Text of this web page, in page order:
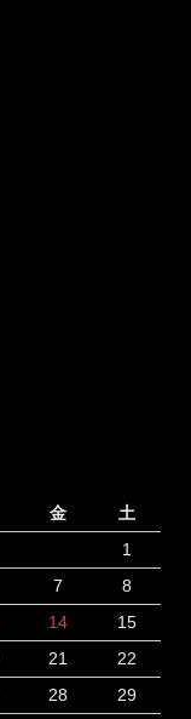
金
土
1
7
8
14
15
21
22
28
29